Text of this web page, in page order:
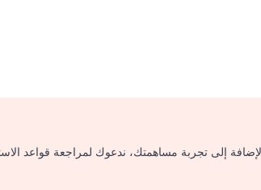
إلى تجربة مساهمتك، ندعوك لمراجعة قواعد